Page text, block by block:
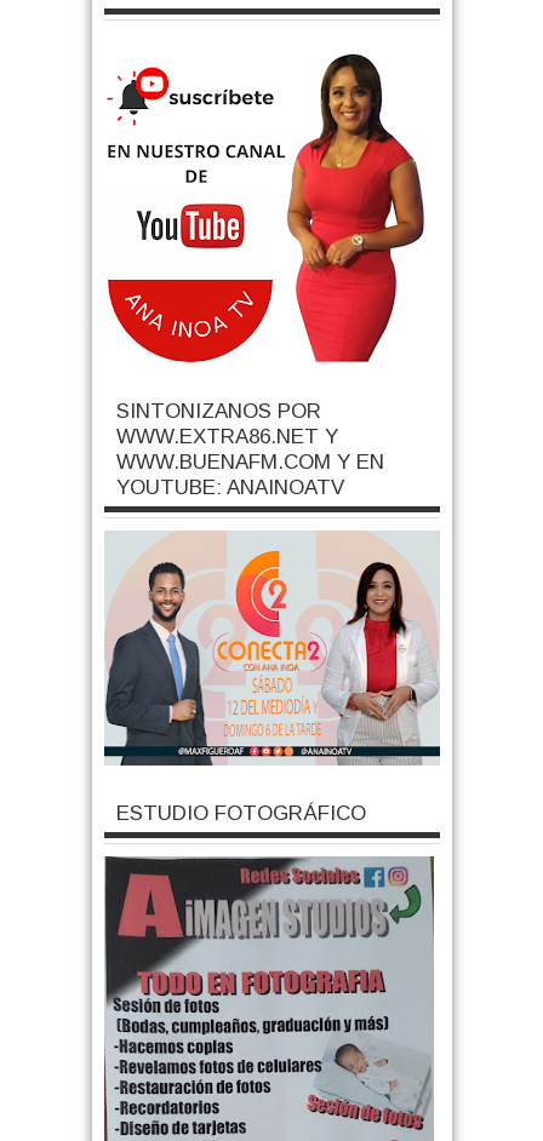
SINTONIZANOS POR
WWW.EXTRA86.NET Y
WWW.BUENAFM.COM Y EN
YOUTUBE: ANAINOATV
ESTUDIO FOTOGRÁFICO